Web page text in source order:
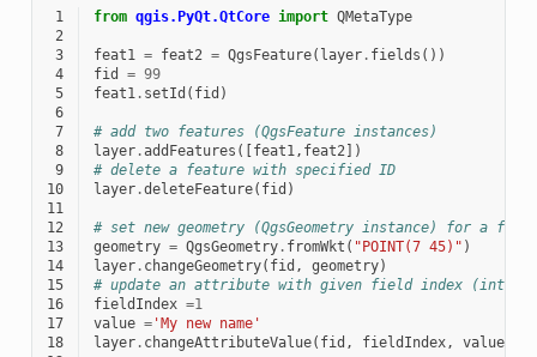
1 from qgis.PyQt.QtCore import QMetaType
2
3
feat1 = feat2 = QgsFeature( layer. fields ())
4
fid = 99
5
feat1. setId ( fid )
6
7
# add two features (QgsFeature instances)
8
layer.addFeatures ([feat1, feat2])
9
# delete a feature with specified ID
10
layer.deleteFeature( fid )
11
12
# set new geometry (QgsGeometry instance) for a
13
geometry = QgsGeometry. fromWkt ( "POINT(7 45)" )
14
layer. changeGeometry( fid , geometry)
15
# update an attribute with given field index (int) to
16
fieldIndex =1
17
value ='My new name'
18
layer. changeAttributeValue( fid , fieldIndex, value)